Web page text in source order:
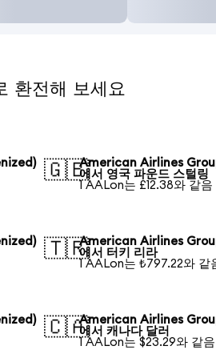
전해 보세요
🇬🇧American Airlines
에서 영국 파운드 스털링
1 AALon는 £12.38와 같음
🇹🇷American Airlines
에서 터키 리라
1 AALon는 ₺797.22와 같
🇨🇦American Airlines
에서 캐나다 달러
1 AALon는 $23.29와 같음